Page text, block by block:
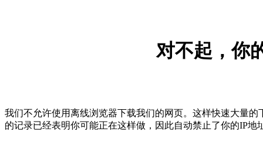
对不起，你
我们不允许使用离线浏览器下载我们的网页。这样快速大量
的记录已经表明你可能正在这样做，因此自动禁止了你的IP